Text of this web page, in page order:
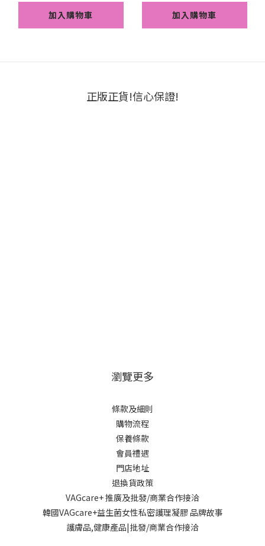
加入購物車 加入購物車
正版正貨!信心保證!
瀏覽更多
條款及細則
購物流程
保養條款
會員禮遇
門店地址
退換貨政策
VAGcare+ 推廣及批發/商業合作接洽
韓國VAGcare+益生菌女性私密護理凝膠 品牌故事
護膚品,健康產品|批發/商業合作接洽